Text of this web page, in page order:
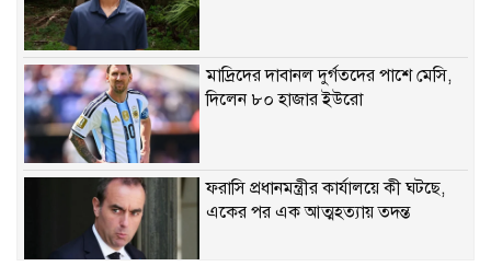
মাদ্রিদের দাবানল দুর্গতদের পাশে মেসি,
দিলেন ৮০ হাজার ইউরো
ফরাসি প্রধানমন্ত্রীর কার্যালয়ে কী ঘটছে,
একের পর এক আত্মহত্যায় তদন্ত